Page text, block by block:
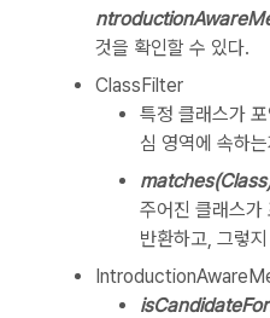
것을 확인할 수 있다.
ClassFilter
특정 클래스가
심 영역에 속하
주어진 클래스
반환하고, 그렇